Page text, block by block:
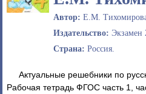
Автор: Е.М.
Издательство: Экзамен
Страна: Россия.
Актуальные решебники по
Рабочая тетрадь ФГОС часть 1,